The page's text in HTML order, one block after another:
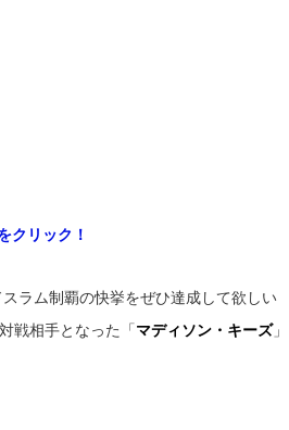
クリック！
ラム制覇の快挙をぜひ達成して欲しい
戦相手となった「マディソン・キーズ」